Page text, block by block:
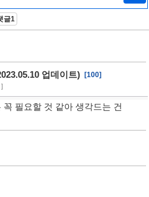
글1
업데이트) [100]
]
필요할 것 같아 생각드는 건